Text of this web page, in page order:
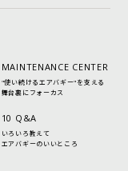
MAINTENANCE CENTER
"使い続けるエアバギー"を支える
舞台裏にフォーカス
10 Q&A
いろいろ教えて
エアバギーのいいところ